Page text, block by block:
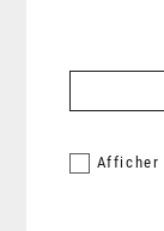
Afficher